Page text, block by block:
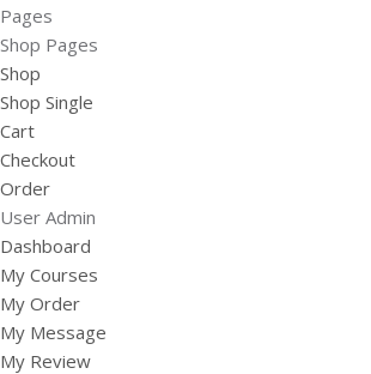
Pages
Shop Pages
Shop
Shop Single
Cart
Checkout
Order
User Admin
Dashboard
My Courses
My Order
My Message
My Review